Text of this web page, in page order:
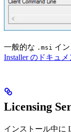
一般的な .msi イ
Installer のドキュメ
Licensing
インストール中に